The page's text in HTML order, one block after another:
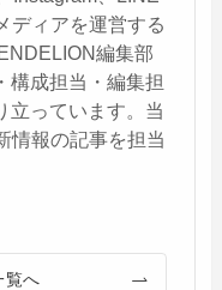
ディアを運営する
編集部
構成担当・編集担
立っています。当
情報の記事を担当
覧へ